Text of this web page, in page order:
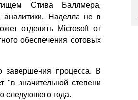
Стива Баллмера,
аналитики, Наделла не в
отделить Microsoft от
обеспечения сотовых
завершения процесса. В
"в значительной степени
следующего года.